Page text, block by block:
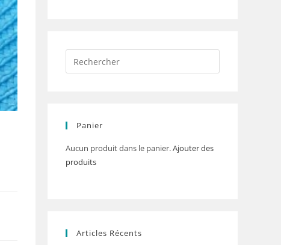
Panier
Aucun produit dans le panier.Ajouter des
produits
Articles Récents